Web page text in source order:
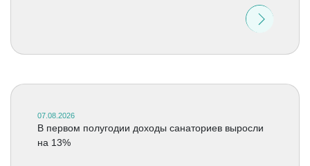
07.08.2026
В первом полугодии доходы санаториев выросли
на 13%